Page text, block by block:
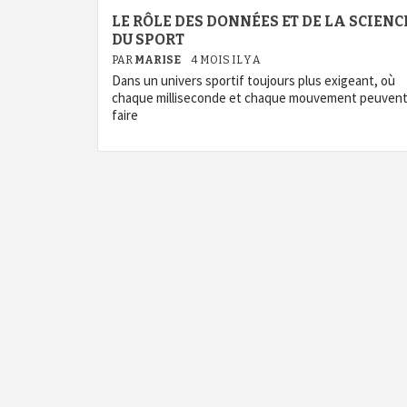
LE RÔLE DES DONNÉES ET DE LA
DU SPORT
PAR MARISE 4 MOIS IL Y A
Dans un univers sportif toujours plus exigeant, où
chaque milliseconde et chaque mouvement peuvent
faire